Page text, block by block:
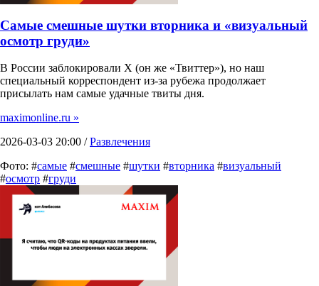
Самые смешные шутки вторника и «визуальный
осмотр груди»
В России заблокировали X (он же «Твиттер»), но наш
специальный корреспондент из-за рубежа продолжает
присылать нам самые удачные твиты дня.
maximonline.ru »
2026-03-03 20:00 /Развлечения
Фото: #самые #смешные #шутки #вторника #визуальный
#осмотр #груди